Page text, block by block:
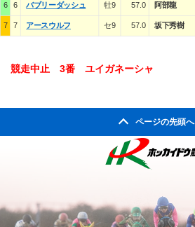
6 6 バブリーダッシュ 牡9 57.0 阿部龍
7 7 アースウルフ セ9 57.0 坂下秀樹
競走中止 3番 ユイガネーシャ
ページの先頭へ